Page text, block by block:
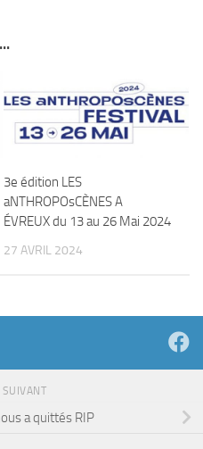
3e édition LES
aNTHROPOsCÈNES A
ÉVREUX du 13 au 26 Mai 2024
27 AVRIL 2024
SUIVANT
a quittés RIP